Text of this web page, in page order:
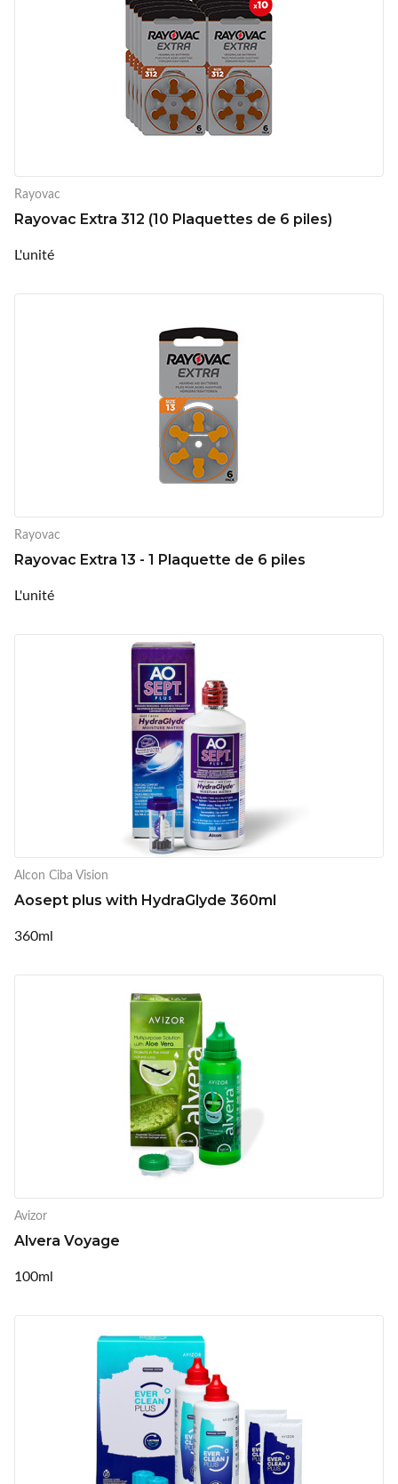
Rayovac
Rayovac Extra 312 (10 Plaquettes de 6 piles)
L'unité
Rayovac
Rayovac Extra 13 - 1 Plaquette de 6 piles
L'unité
Alcon Ciba Vision
Aosept plus with HydraGlyde 360ml
360ml
Avizor
Alvera Voyage
100ml